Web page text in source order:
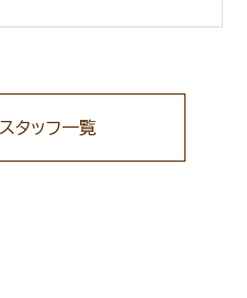
スタッフ一覧